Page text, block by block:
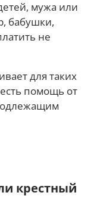
мужа или
бабушки,
не
для таких
помощь от
крестный